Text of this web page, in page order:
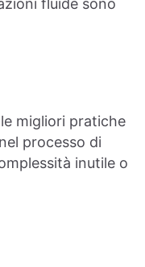
fluide sono
migliori pratiche
processo di
inutile o